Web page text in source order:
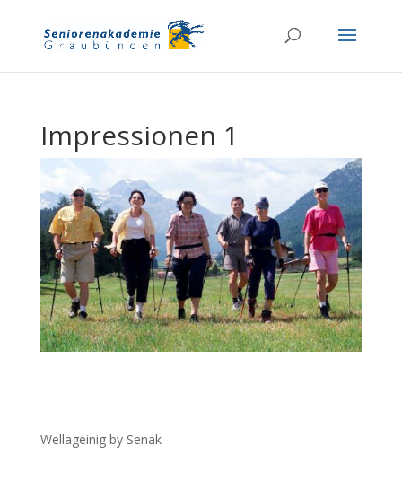
Impressionen 1
Wellageinig by Senak